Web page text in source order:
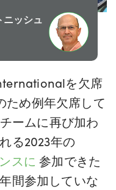
ニッシュ
を欠席
ため例年欠席して
ームに再び加わ
る2023年の
スに参加できた
間参加していな